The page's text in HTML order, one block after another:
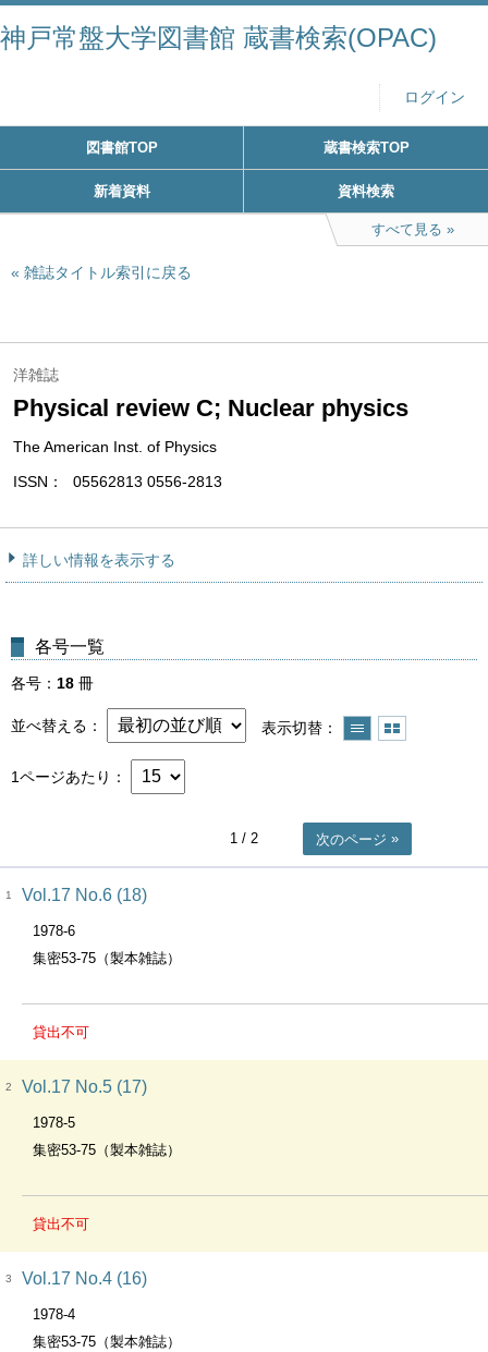
神戸常盤大学図書館 蔵書検索(OPAC)
ログイン
図書館TOP 蔵書検索TOP
新着資料 資料検索
すべて見る
雑誌タイトル索引に戻る
洋雑誌
Physical review C; Nuclear physics
The American Inst. of Physics
ISSN
05562813 0556-2813
詳しい情報を表示する
各号一覧
各号 18 冊
並べ替える 表示切替
1ページあたり
1 / 2 次のページ
1 Vol.17 No.6 (18)
1978-6
集密53-75（製本雑誌）
貸出不可
2 Vol.17 No.5 (17)
1978-5
集密53-75（製本雑誌）
貸出不可
3 Vol.17 No.4 (16)
1978-4
集密53-75（製本雑誌）